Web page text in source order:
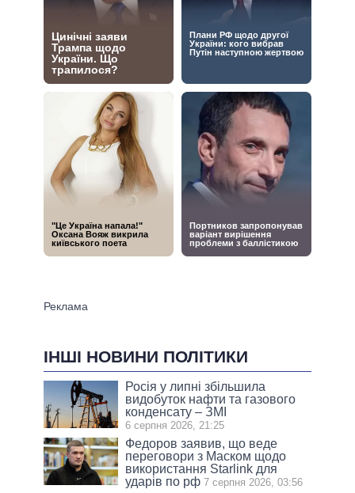
ІНШІ НОВИНИ ПОЛІТИКИ
Росія у липні збільшила
видобуток нафти та газового
конденсату – ЗМІ
6 серпня 2026, 21:25
Федоров заявив, що веде
переговори з Маском щодо
використання Starlink для
ударів по рф 7 серпня 2026, 03:56